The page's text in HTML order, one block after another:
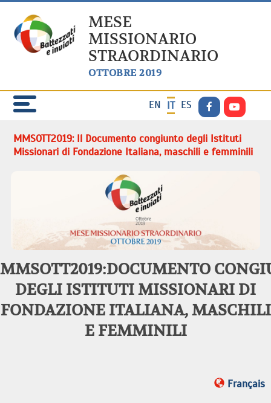
MESE
MISSIONARIO
STRAORDINARIO
OTTOBRE 2019
EN IT ES
MMSOTT2019: Il Documento congiunto degli Istituti
Missionari di Fondazione Italiana, maschili e femminili
MMSOTT2019:DOCUMENTO
DEGLI ISTITUTI MISSIONARI DI
FONDAZIONE ITALIANA, MASCHILI
E FEMMINILI
Français